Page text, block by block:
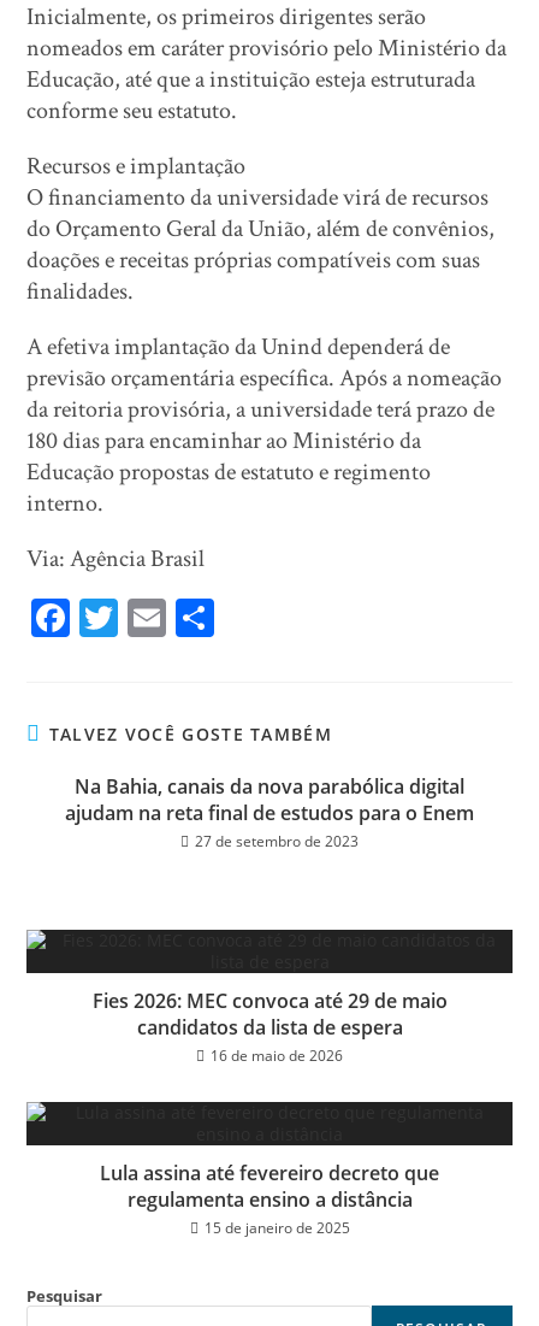
Inicialmente, os primeiros dirigentes serão
nomeados em caráter provisório pelo Ministério da
Educação, até que a instituição esteja estruturada
conforme seu estatuto.
Recursos e implantação
O financiamento da universidade virá de recursos
do Orçamento Geral da União, além de convênios,
doações e receitas próprias compatíveis com suas
finalidades.
A efetiva implantação da Unind dependerá de
previsão orçamentária específica. Após a nomeação
da reitoria provisória, a universidade terá prazo de
180 dias para encaminhar ao Ministério da
Educação propostas de estatuto e regimento
interno.
Via: Agência Brasil
Fa
ok
T
er
E
TALVEZ VOCÊ GOSTE TAMBÉM
Na Bahia, canais da nova parabólica digital
ajudam na reta final de estudos para o Enem
27 de setembro de 2023
Fies 2026: MEC convoca até 29 de maio
candidatos da lista de espera
16 de maio de 2026
Lula assina até fevereiro decreto que
regulamenta ensino a distância
15 de janeiro de 2025
Pesquisar